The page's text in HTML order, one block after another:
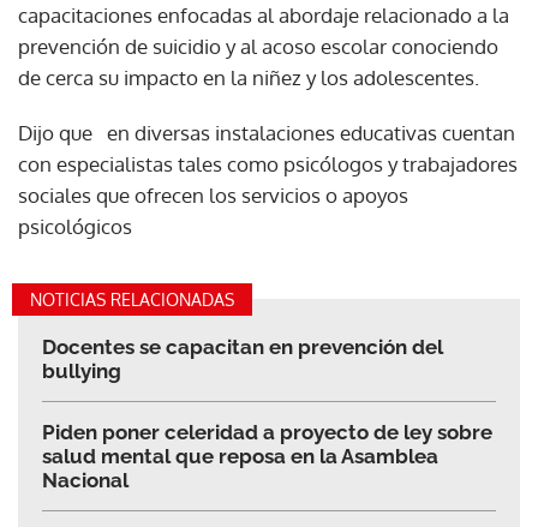
capacitaciones enfocadas al abordaje relacionado a la
prevención de suicidio y al acoso escolar conociendo
de cerca su impacto en la niñez y los adolescentes.
Dijo que en diversas instalaciones educativas cuentan
con especialistas tales como psicólogos y trabajadores
sociales que ofrecen los servicios o apoyos
psicológicos
NOTICIAS RELACIONADAS
Docentes se capacitan en prevención del
bullying
Piden poner celeridad a proyecto de ley sobre
salud mental que reposa en la Asamblea
Nacional